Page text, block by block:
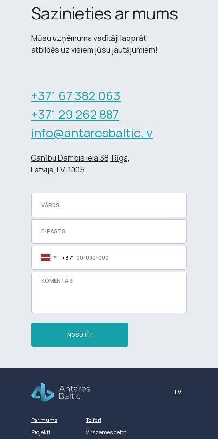
Mūsu uzņēmuma vadītāji labprāt
atbildēs uz visiem jūsu jautājumiem!
Sazinieties ar mums
+371 67 382 063
+371 29 262 887
info@antaresbaltic.lv
Ganību Dambis iela 38, Rīga,
Latvija, LV-1005
+371
NOSŪTĪT
Par mums
Projekti
Telferi
Virszemes celtņi
LV
Разработка сайта